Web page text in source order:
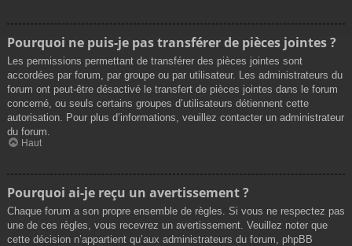
Pourquoi ne puis-je pas transférer de pièces jointes ?
Les permissions permettant de transférer des pièces jointes sont
accordées par forum, par groupe ou par utilisateur. Les administrateurs du
forum ont peut-être désactivé le transfert de pièces jointes dans le forum
concerné, ou seuls certains groupes d’utilisateurs détiennent cette
autorisation. Pour plus d’informations, veuillez contacter un administrateur
du forum.
Haut
Pourquoi ai-je reçu un avertissement ?
Chaque forum a son propre ensemble de règles. Si vous ne respectez pas
une de ces règles, vous recevrez un avertissement. Veuillez noter que
cette décision n’appartient qu’aux administrateurs du forum, phpBB